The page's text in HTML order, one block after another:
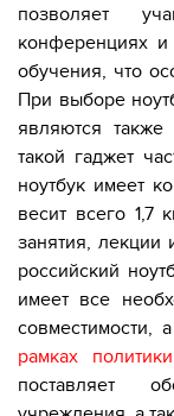
позволяет
конференциях и
обучения, что
При выборе
являются также
такой гаджет
ноутбук имеет
весит всего 1,7
занятия, лекции
российский
имеет все
совместимости,
рамках
поставляет